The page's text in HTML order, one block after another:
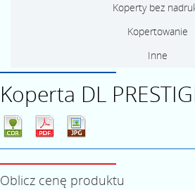
Koperty bez
Kopertowanie
Inne
Koperta DL
Oblicz cenę produktu